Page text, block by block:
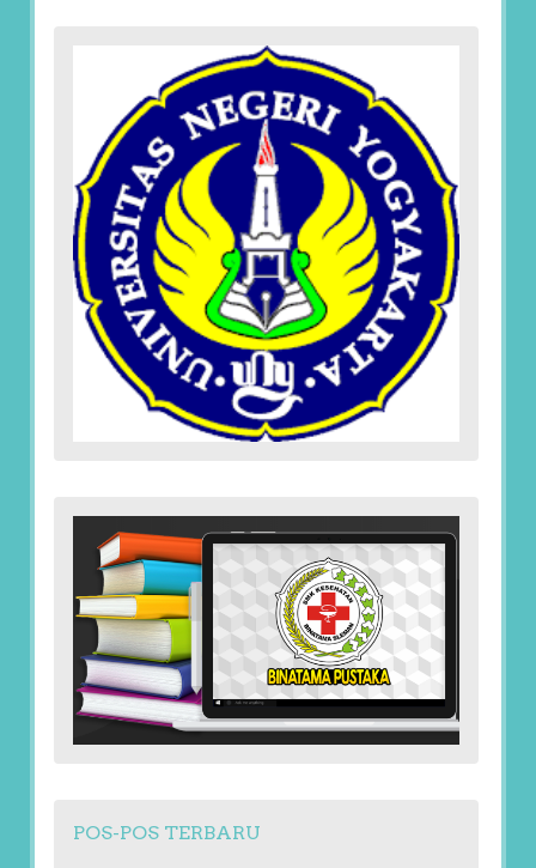
POS-POS TERBARU